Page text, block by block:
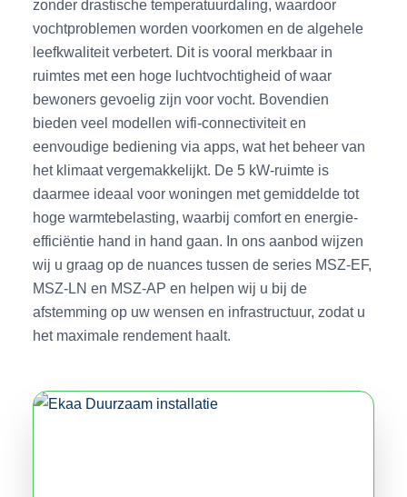
zonder drastische temperatuurdaling, waardoor
vochtproblemen worden voorkomen en de algehele
leefkwaliteit verbetert. Dit is vooral merkbaar in
ruimtes met een hoge luchtvochtigheid of waar
bewoners gevoelig zijn voor vocht. Bovendien
bieden veel modellen wifi-connectiviteit en
eenvoudige bediening via apps, wat het beheer van
het klimaat vergemakkelijkt. De 5 kW-ruimte is
daarmee ideaal voor woningen met gemiddelde tot
hoge warmtebelasting, waarbij comfort en energie-
efficiëntie hand in hand gaan. In ons aanbod wijzen
wij u graag op de nuances tussen de series MSZ-EF,
MSZ-LN en MSZ-AP en helpen wij u bij de
afstemming op uw wensen en infrastructuur, zodat u
het maximale rendement haalt.